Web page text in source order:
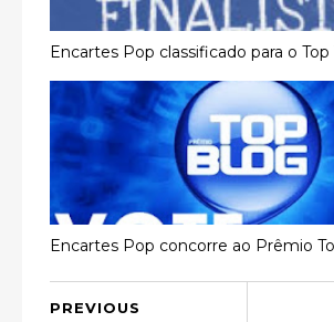
Encartes Pop classificado para o Top
Encartes Pop concorre ao Prêmio
PREVIOUS